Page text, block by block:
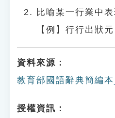
比喻某一行業中
【例】行行出狀元
資料來源：
教育部國語辭典簡編
授權資訊：